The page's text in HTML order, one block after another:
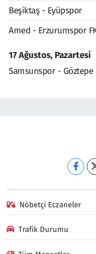
Beşiktaş - Eyüpspor
Amed - Erzurumspor
17 Ağustos, Pazartesi
Samsunspor - Göztepe
Nöbetçi Eczaneler
Trafik Durumu